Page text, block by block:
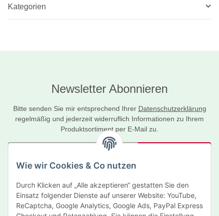
Wie wir Cookies & Co nutzen
Durch Klicken auf „Alle akzeptieren“ gestatten Sie den
Einsatz folgender Dienste auf unserer Website: YouTube,
ReCaptcha, Google Analytics, Google Ads, PayPal Express
Kategorien
Newsletter Abonnieren
Bitte senden Sie mir entsprechend Ihrer Datenschutzerklärung
regelmäßig und jederzeit widerruflich Informationen zu Ihrem
Produktsortiment per E-Mail zu.
Newsletter Abonnieren
Informationen
Gesetzliche Informationen